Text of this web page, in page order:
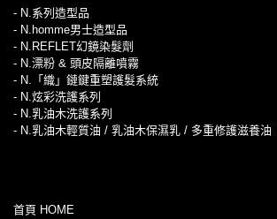
- N.系列造型品
- N.homme男士造型品
- N.REFLET幻鏡染髮劑
- N.漂粉 & 頭皮隔離噴霧
- N.「織」鏈鍵重塑護髮系統
- N.炫彩洗護系列
- N.乳油木洗護系列
- N.乳油木輕質油 / 乳油木保濕乳 / 多重修護滋養油
首頁 HOME